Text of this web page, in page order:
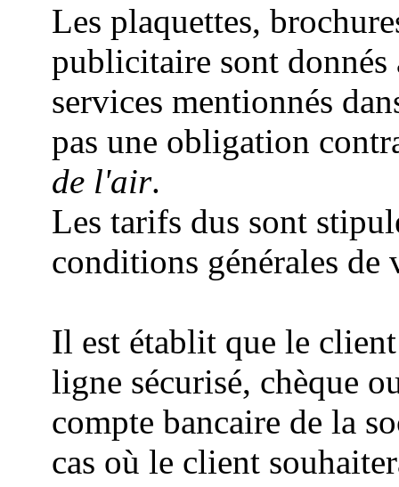
Les plaquettes,
publicitaire sont
services mentionnés
pas une obligation
de l'air.
Les tarifs dus sont
conditions générales de
Il est établit que le
ligne sécurisé, chèque
compte bancaire de la
cas où le client